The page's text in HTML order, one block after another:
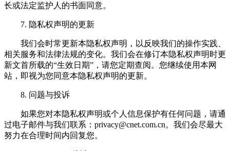
长或法定监护人的书面同意。
7. 隐私权声明的更新
我们会时常更新本隐私权声明，以反映我们的操作实践、
相关服务和法律法规的变化。我们会在修订本隐私权声明时更
新文首所载的“生效日期”，请您定期查阅。您继续使用本网
站，即视为您同意本隐私权声明的更新。
8. 问题与投诉
如果您对本隐私权声明或个人信息保护有任何问题，请通
过电子邮件与我们联系： privacy@cnet.com.cn。我们会尽最大
努力在合理时间内回复您。